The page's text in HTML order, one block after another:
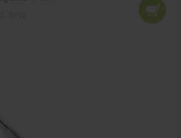
pedicure en manicure